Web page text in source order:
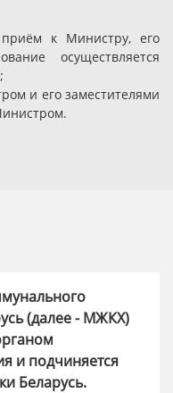
к Министру, его
осуществляется
;
и его заместителями
(далее - МЖКХ)
и подчиняется
Беларусь.